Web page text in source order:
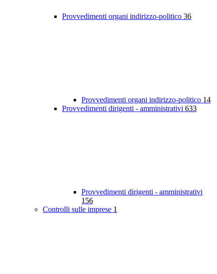
Provvedimenti organi indirizzo-politico 36
Provvedimenti organi indirizzo-politico 14
Provvedimenti dirigenti - amministrativi 633
Provvedimenti dirigenti - amministrativi
156
Controlli sulle imprese 1